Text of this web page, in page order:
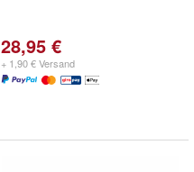
28,95 €
+ 1,90 € Versand